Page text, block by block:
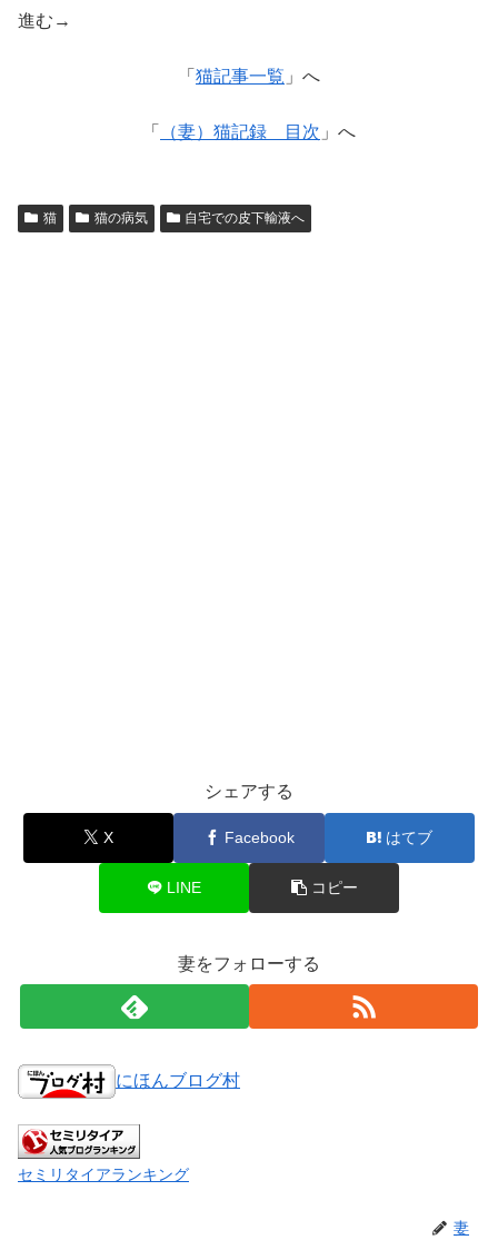
進む→
「 猫記事一覧 」へ
「 （妻）猫記録 目次 」へ
猫 猫の病気 自宅での皮下輸液へ
シェアする
X Facebook はてブ
LINE コピー
妻をフォローする
にほんブログ村
セミリタイアランキング
妻